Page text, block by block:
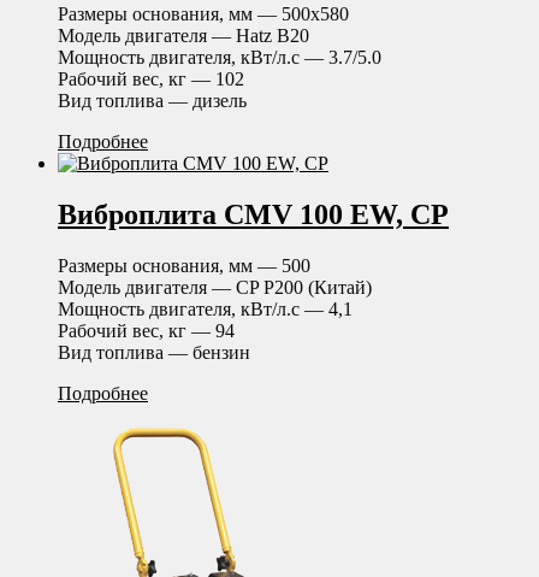
Размеры основания, мм — 500х580
Модель двигателя — Hatz B20
Мощность двигателя, кВт/л.с — 3.7/5.0
Рабочий вес, кг — 102
Вид топлива — дизель
Подробнее
Виброплита CMV 100 EW, CP
Размеры основания, мм — 500
Модель двигателя — CP P200 (Китай)
Мощность двигателя, кВт/л.с — 4,1
Рабочий вес, кг — 94
Вид топлива — бензин
Подробнее